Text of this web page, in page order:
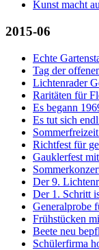
Kunst macht
2015-06
Echte
Tag der
Lichtenrader
Raritäten für
Es begann
Es tut sich
Richtfest für
Gauklerfest
Der 9.
Der 1. Schritt
Generalprobe
Frühstücken
Beete neu
Schülerfirma